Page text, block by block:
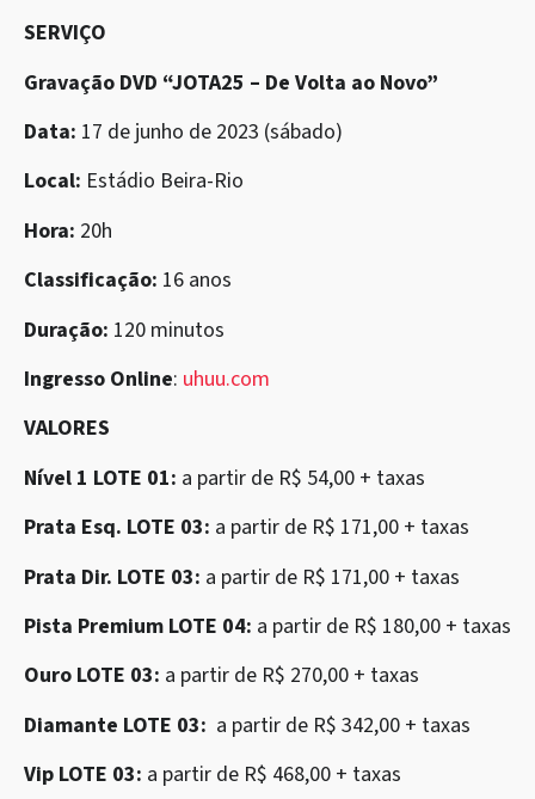
SERVIÇO
Gravação DVD “JOTA25 – De Volta ao Novo”
Data: 17 de junho de 2023 (sábado)
Local: Estádio Beira-Rio
Hora: 20h
Classificação: 16 anos
Duração: 120 minutos
Ingresso Online: uhuu.com
VALORES
Nível 1 LOTE 01: a partir de R$ 54,00 + taxas
Prata Esq. LOTE 03: a partir de R$ 171,00 + taxas
Prata Dir. LOTE 03: a partir de R$ 171,00 + taxas
Pista Premium LOTE 04: a partir de R$ 180,00 + taxas
Ouro LOTE 03: a partir de R$ 270,00 + taxas
Diamante LOTE 03: a partir de R$ 342,00 + taxas
Vip LOTE 03: a partir de R$ 468,00 + taxas